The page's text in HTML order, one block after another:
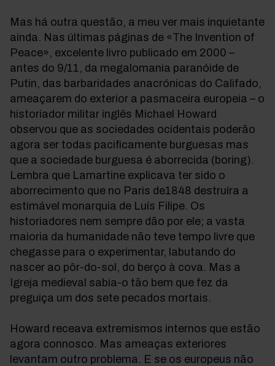
Mas há outra questão, a meu ver mais inquietante
ainda. Nas últimas páginas de «The Invention of
Peace», excelente livro publicado em 2000 –
antes do 9/11, da megalomania paranóide de
Putin, das barbaridades anacrónicas do Califado,
ameaçarem do exterior a pasmaceira europeia – o
historiador militar inglês Michael Howard
observou que as sociedades ocidentais poderão
agora ser todas pacificamente burguesas mas
que a sociedade burguesa é aborrecida (boring).
Lembra que Lamartine explicava ter sido o
aborrecimento que no Paris de1848 destruíra a
estimável monarquia de Luís Filipe. Os
historiadores nem sempre dão por ele; a vasta
maioria da humanidade não teve tempo livre que
chegasse para o experimentar, labutando do
nascer ao pôr-do-sol, do berço à cova. Mas a
Igreja medieval sabia-o tão bem que fez da
preguiça um dos sete pecados mortais.
Howard receava extremismos internos que estão
agora connosco. Mas ameaças exteriores
levantam outro problema. E se os europeus não